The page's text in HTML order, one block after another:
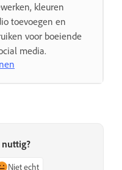
kleuren
toevoegen en
voor boeiende
media.
nuttig?
Niet echt